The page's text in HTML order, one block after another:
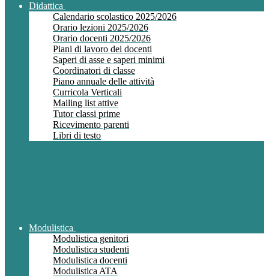
Didattica
Calendario scolastico 2025/2026
Orario lezioni 2025/2026
Orario docenti 2025/2026
Piani di lavoro dei docenti
Saperi di asse e saperi minimi
Coordinatori di classe
Piano annuale delle attività
Curricola Verticali
Mailing list attive
Tutor classi prime
Ricevimento parenti
Libri di testo
Modulistica
Modulistica genitori
Modulistica studenti
Modulistica docenti
Modulistica ATA